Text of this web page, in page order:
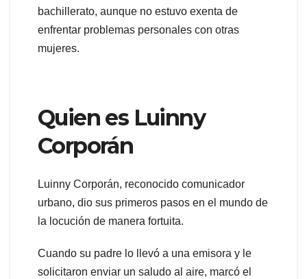
bachillerato, aunque no estuvo exenta de
enfrentar problemas personales con otras
mujeres.
Quien es Luinny
Corporán
Luinny Corporán, reconocido comunicador
urbano, dio sus primeros pasos en el mundo de
la locución de manera fortuita.
Cuando su padre lo llevó a una emisora y le
solicitaron enviar un saludo al aire, marcó el